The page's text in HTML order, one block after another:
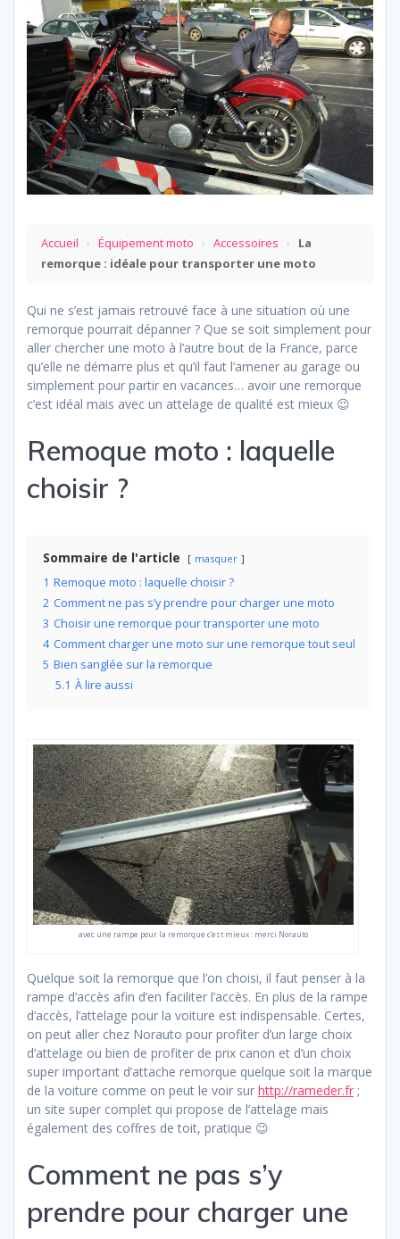
Accueil › Équipement moto › Accessoires ›
La
remorque : idéale pour transporter une moto
Qui ne s’est jamais retrouvé face à une situation où une
remorque pourrait dépanner ? Que se soit simplement pour
aller chercher une moto à l’autre bout de la France, parce
qu’elle ne démarre plus et qu’il faut l’amener au garage ou
simplement pour partir en vacances… avoir une remorque
c’est idéal mais avec un attelage de qualité est mieux 😉
Remoque moto : laquelle
choisir ?
Sommaire de l'article masquer
1 Remoque moto : laquelle choisir ?
2 Comment ne pas s’y prendre pour charger une moto
3 Choisir une remorque pour transporter une moto
4 Comment charger une moto sur une remorque tout seul
5 Bien sanglée sur la remorque
5.1 À lire aussi
avec une rampe pour la remorque c’est mieux : merci Norauto
Quelque soit la remorque que l’on choisi, il faut penser à la
rampe d’accès afin d’en faciliter l’accès. En plus de la rampe
d’accès, l’attelage pour la voiture est indispensable. Certes,
on peut aller chez Norauto pour profiter d’un large choix
d’attelage ou bien de profiter de prix canon et d’un choix
super important d’attache remorque quelque soit la marque
de la voiture comme on peut le voir sur http://rameder.fr ;
un site super complet qui propose de l’attelage mais
également des coffres de toit, pratique 😉
Comment ne pas s’y
prendre pour charger une